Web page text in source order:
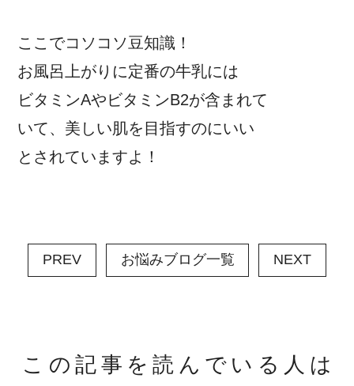
ここでコソコソ豆知識！
お風呂上がりに定番の牛乳には
ビタミンAやビタミンB2が含まれて
いて、美しい肌を目指すのにいい
とされていますよ！
PREV お悩みブログ一覧 NEXT
この記事を読んでいる人は